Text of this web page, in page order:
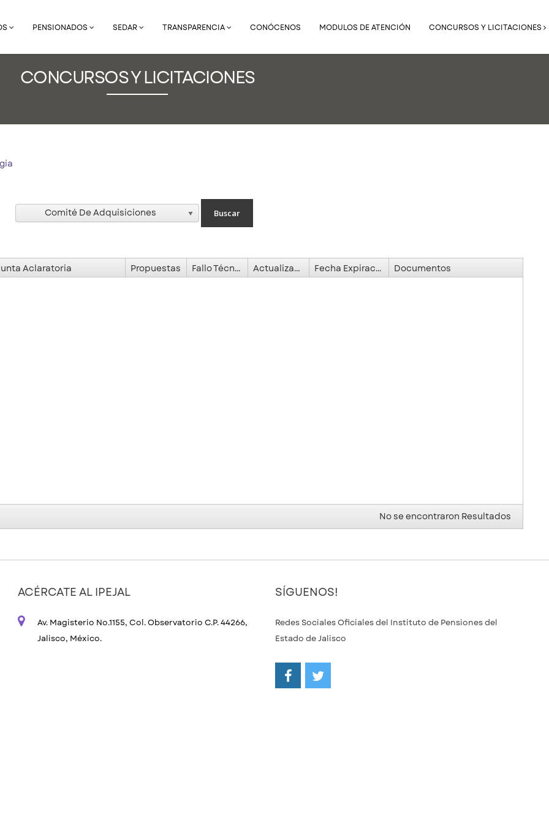
PENSIONADOS SEDAR TRANSPARENCIA CONÓCENOS MODULOS DE ATENCIÓN CONCURSOS Y LICITACIONES
CONCURSOS Y LICITACIONES
Comité De Adquisiciones
Aclaratoria Propuestas Fallo Técnico Actualización Fecha Expiración Documentos
No se encontraron Resultados
ACÉRCATE AL IPEJAL
Av. Magisterio No.1155, Col. Observatorio C.P. 44266,
Jalisco, México.
SÍGUENOS!
Redes Sociales Oficiales del Instituto de Pensiones del
Estado de Jalisco